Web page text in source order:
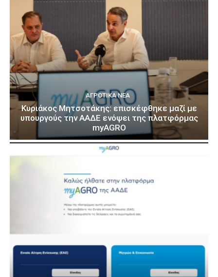
ΑΓΡΟΤΙΚΆ ΝΈΑ
Κυριάκος Μητσοτάκης: επισκέφθηκε μαζί με
υπουργούς την ΑΑΔΕ ενόψει της πλατφόρμας
myAGRO